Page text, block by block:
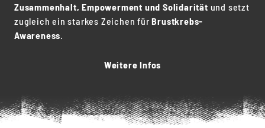
Zusammenhalt, Empowerment und Solidarität und setzt
zugleich ein starkes Zeichen fürBrustkrebs-
Awareness
Weitere Infos